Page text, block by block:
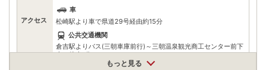
アクセス
車
松崎駅より車で県道29号経由約15分
公共交通機関
倉吉駅よりバス(三朝車庫前行)～三朝温泉観光商工センター前下
車～徒歩1分
もっと見る